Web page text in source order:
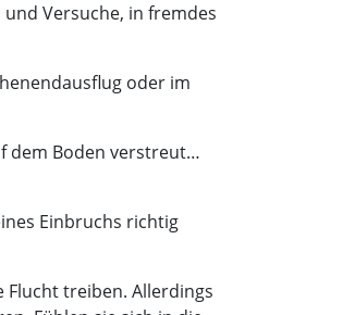
Versuche, in fremdes
oder im
dem Boden verstreut…
Einbruchs richtig
Flucht treiben. Allerdings